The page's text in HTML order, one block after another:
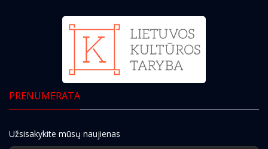
PRENUMERATA
Užsisakykite mūsų naujienas